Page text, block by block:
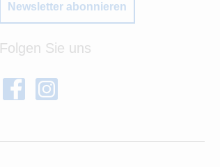
Newsletter abonnieren
Folgen Sie uns